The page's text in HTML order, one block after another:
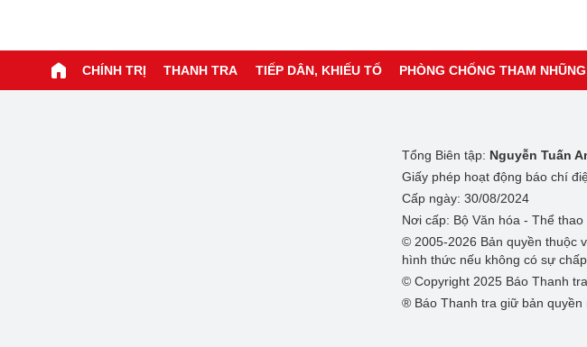
CHÍNH TRỊ THANH TRA TIẾP DÂN, KHIẾU TỐ PHÒNG CHỐNG THAM NHŨNG
Tổng Biên tập: Nguyễn Tuấn
Giấy phép hoạt động báo chí
Cấp ngày: 30/08/2024
Nơi cấp: Bộ Văn hóa - Thể thao
© 2005-2026 Bản quyền thuộc
hình thức nếu không có sự
© Copyright 2025 Báo Thanh
® Báo Thanh tra giữ bản quyền